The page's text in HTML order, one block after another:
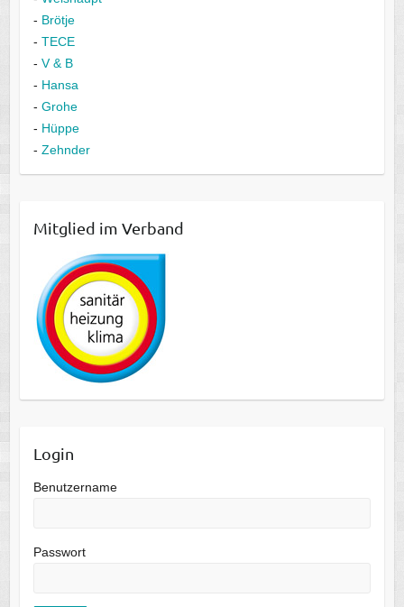
- Brötje
- TECE
- V & B
- Hansa
- Grohe
- Hüppe
- Zehnder
Mitglied im Verband
Login
Benutzername
Passwort